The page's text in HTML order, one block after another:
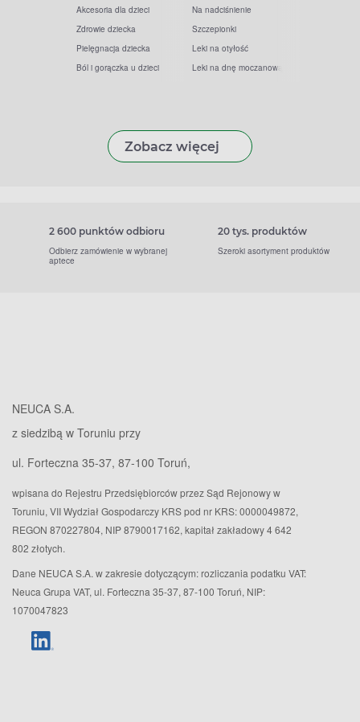
Akcesoria dla dzieci
Zdrowie dziecka
Pielęgnacja dziecka
Ból i gorączka u dzieci
Na nadciśnienie
Szczepionki
Leki na otyłość
Leki na dnę moczanową
Zobacz więcej
2 600 punktów odbioru
Odbierz zamówienie w wybranej
aptece
20 tys. produktów
Szeroki asortyment produktów
NEUCA S.A.
z siedzibą w Toruniu przy
ul. Forteczna 35-37, 87-100 Toruń,
wpisana do Rejestru Przedsiębiorców przez Sąd Rejonowy w
Toruniu, VII Wydział Gospodarczy KRS pod nr KRS: 0000049872,
REGON 870227804, NIP 8790017162, kapitał zakładowy 4 642
802 złotych.
Dane NEUCA S.A. w zakresie dotyczącym: rozliczania podatku VAT:
Neuca Grupa VAT, ul. Forteczna 35-37, 87-100 Toruń, NIP:
1070047823